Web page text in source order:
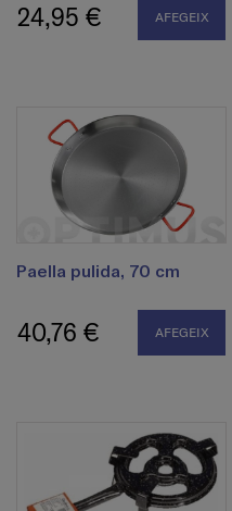
24,95 € AFEGEIX
Paella pulida, 70 cm
40,76 € AFEGEIX